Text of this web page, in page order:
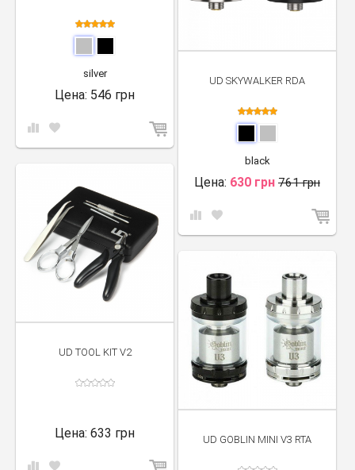
silver
Цена: 546 грн
UD SKYWALKER RDA
black
Цена: 630 грн 761 грн
UD TOOL KIT V2
Цена: 633 грн UD GOBLIN MINI V3 RTA